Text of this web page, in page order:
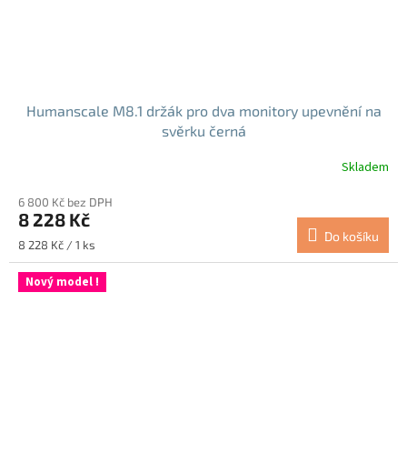
Humanscale M8.1 držák pro dva monitory upevnění na
svěrku černá
Skladem
6 800 Kč bez DPH
8 228 Kč
Měrná
cena:
8 228 Kč / 1 ks
Do košíku
Nový model !